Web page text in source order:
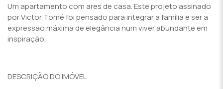
Um apartamento com ares de casa. Este projeto assinado
por Victor Tomé foi pensado para integrar a família e ser a
expressão máxima de elegância num viver abundante em
inspiração.
DESCRIÇÃO DO IMÓVEL